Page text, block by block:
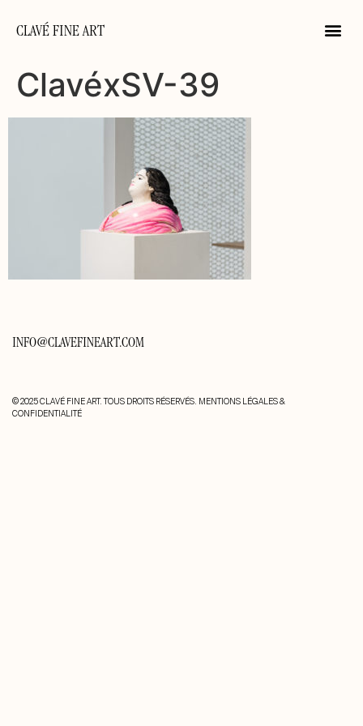
CLAVÉ FINE ART
ClavéxSV-39
INFO@CLAVEFINEART.COM
© 2025 CLAVÉ FINE ART. TOUS DROITS RÉSERVÉS. MENTIONS LÉGALES &
CONFIDENTIALITÉ